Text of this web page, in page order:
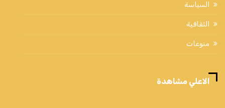
السياسة
الثقافية
منوعات
الاعلي مشاهدة